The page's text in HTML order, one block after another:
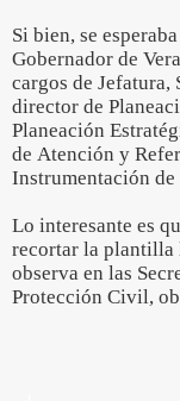
Si bien, se
Gobernador de
cargos de
director de
Planeación
de Atención y
Instrumentación
Lo interesante es
recortar la plantilla
observa en las
Protección Civil,